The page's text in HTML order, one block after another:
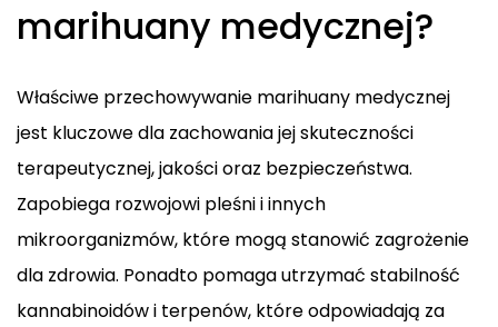
marihuany medycznej?
Właściwe przechowywanie marihuany medycznej
jest kluczowe dla zachowania jej skuteczności
terapeutycznej, jakości oraz bezpieczeństwa.
Zapobiega rozwojowi pleśni i innych
mikroorganizmów, które mogą stanowić zagrożenie
dla zdrowia. Ponadto pomaga utrzymać stabilność
kannabinoidów i terpenów, które odpowiadają za